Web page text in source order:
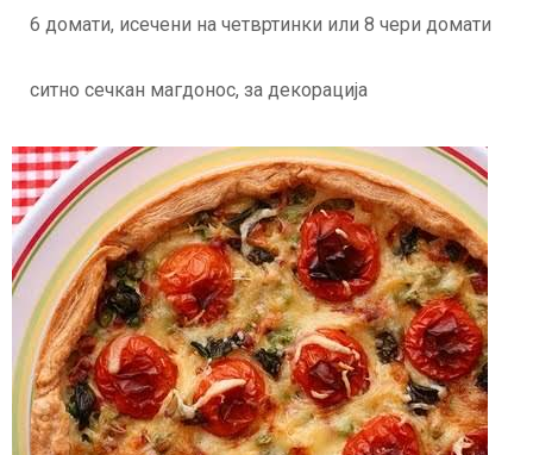
6 домати, исечени на четвртинки или 8 чери домати
ситно сечкан магдонос, за декорација